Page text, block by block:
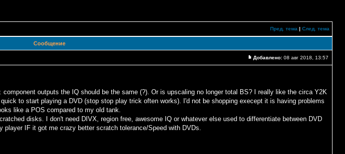
Пред. тема | След. тема
Сообщение
Добавлено: 08 авг 2018, 13:57
outputs the IQ should be the same (?). Or is upscaling no longer total BS? I really like the circa Y2K
to start playing a DVD (stop stop play trick often works). I'd not be shopping execept it is having problems
like a POS compared to my old tank.
disks. I don't need DIVX, region free, awesome IQ or whatever else used to differentiate between DVD
IF it got me crazy better scratch tolerance/Speed with DVDs.